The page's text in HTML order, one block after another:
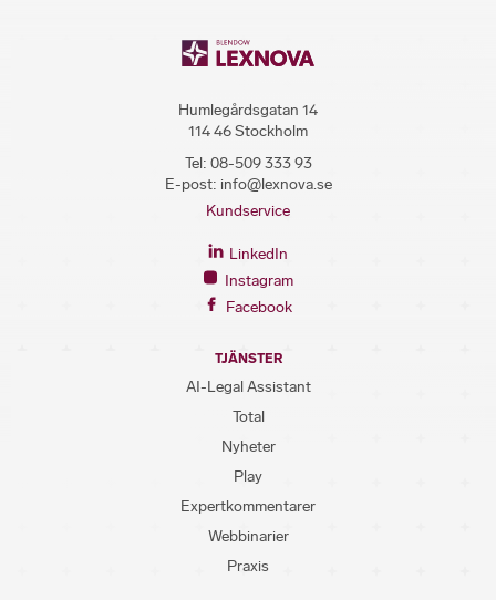
Humlegårdsgatan 14
114 46 Stockholm
Tel: 08-509 333 93
E-post: info@lexnova.se
Kundservice
LinkedIn
Instagram
Facebook
TJÄNSTER
AI-Legal Assistant
Total
Nyheter
Play
Expertkommentarer
Webbinarier
Praxis